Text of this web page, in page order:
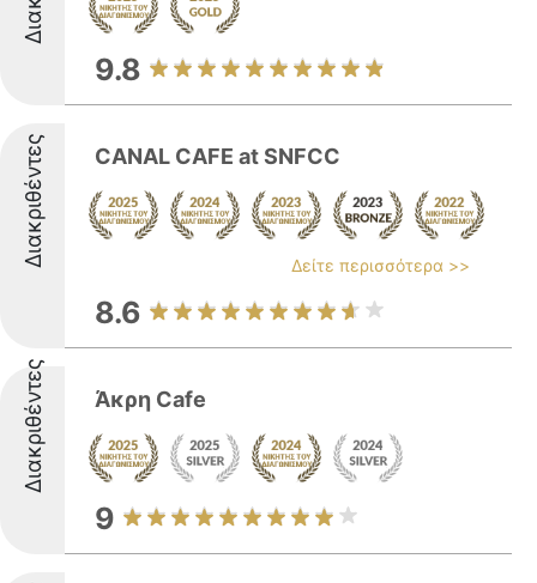
9.8
Διακριθέντες CANAL CAFE at SNFCC
Δείτε περισσότερα >>
8.6
Διακριθέντες Άκρη Cafe
9